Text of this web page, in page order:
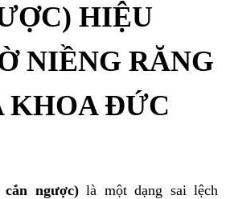
HIỆU
NIỀNG RĂNG
KHOA ĐỨC
ngược)là một dạng sai lệch